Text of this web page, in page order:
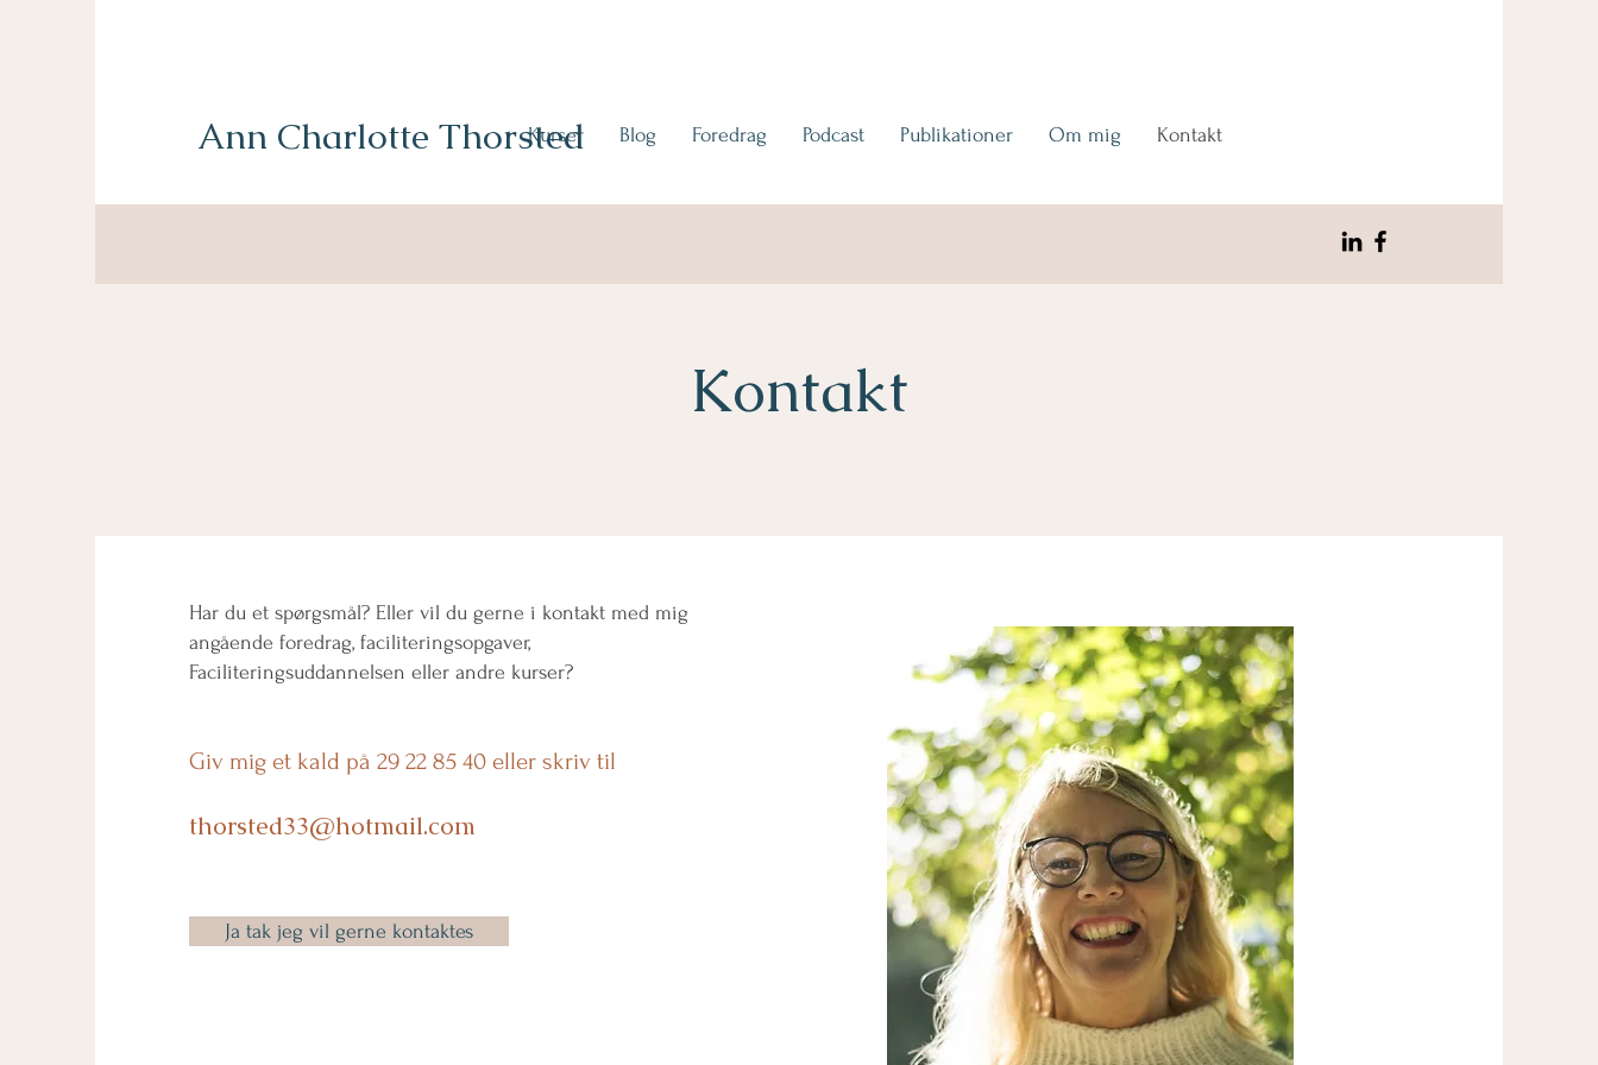
Ann Charlotte Thorsted
Kurser Blog Foredrag Podcast Publikationer Om mig Kontakt
Kontakt
Har du et spørgsmål? Eller vil du gerne i kontakt med mig
angående foredrag, faciliteringsopgaver,
Faciliteringsuddannelsen eller andre kurser?
Giv mig et kald på 29 22 85 40 eller skriv til
thorsted33@hotmail.com
Ja tak jeg vil gerne kontaktes